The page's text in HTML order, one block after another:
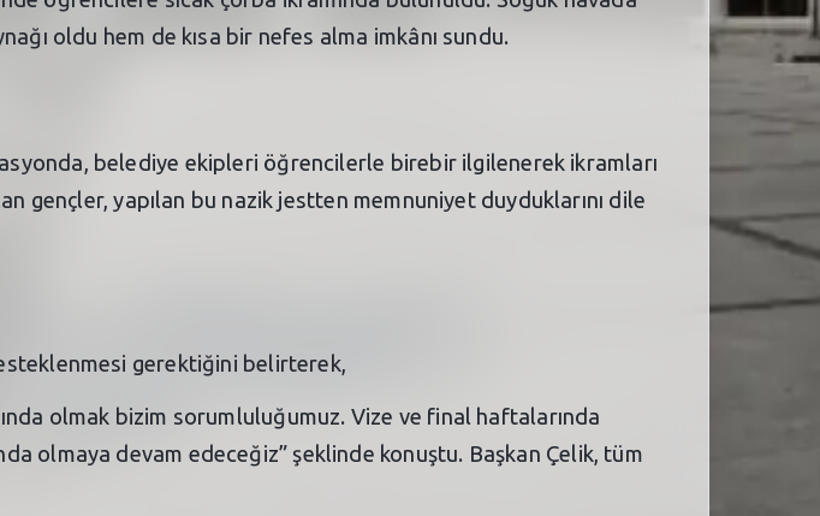
oldu hem de kısa bir nefes alma imkânı sundu.
belediye ekipleri öğrencilerle birebir ilgilenerek ikramları
gençler, yapılan bu nazik jestten memnuniyet duyduklarını dile
gerektiğini belirterek,
olmak bizim sorumluluğumuz. Vize ve final haftalarında
olmaya devam edeceğiz” şeklinde konuştu. Başkan Çelik, tüm